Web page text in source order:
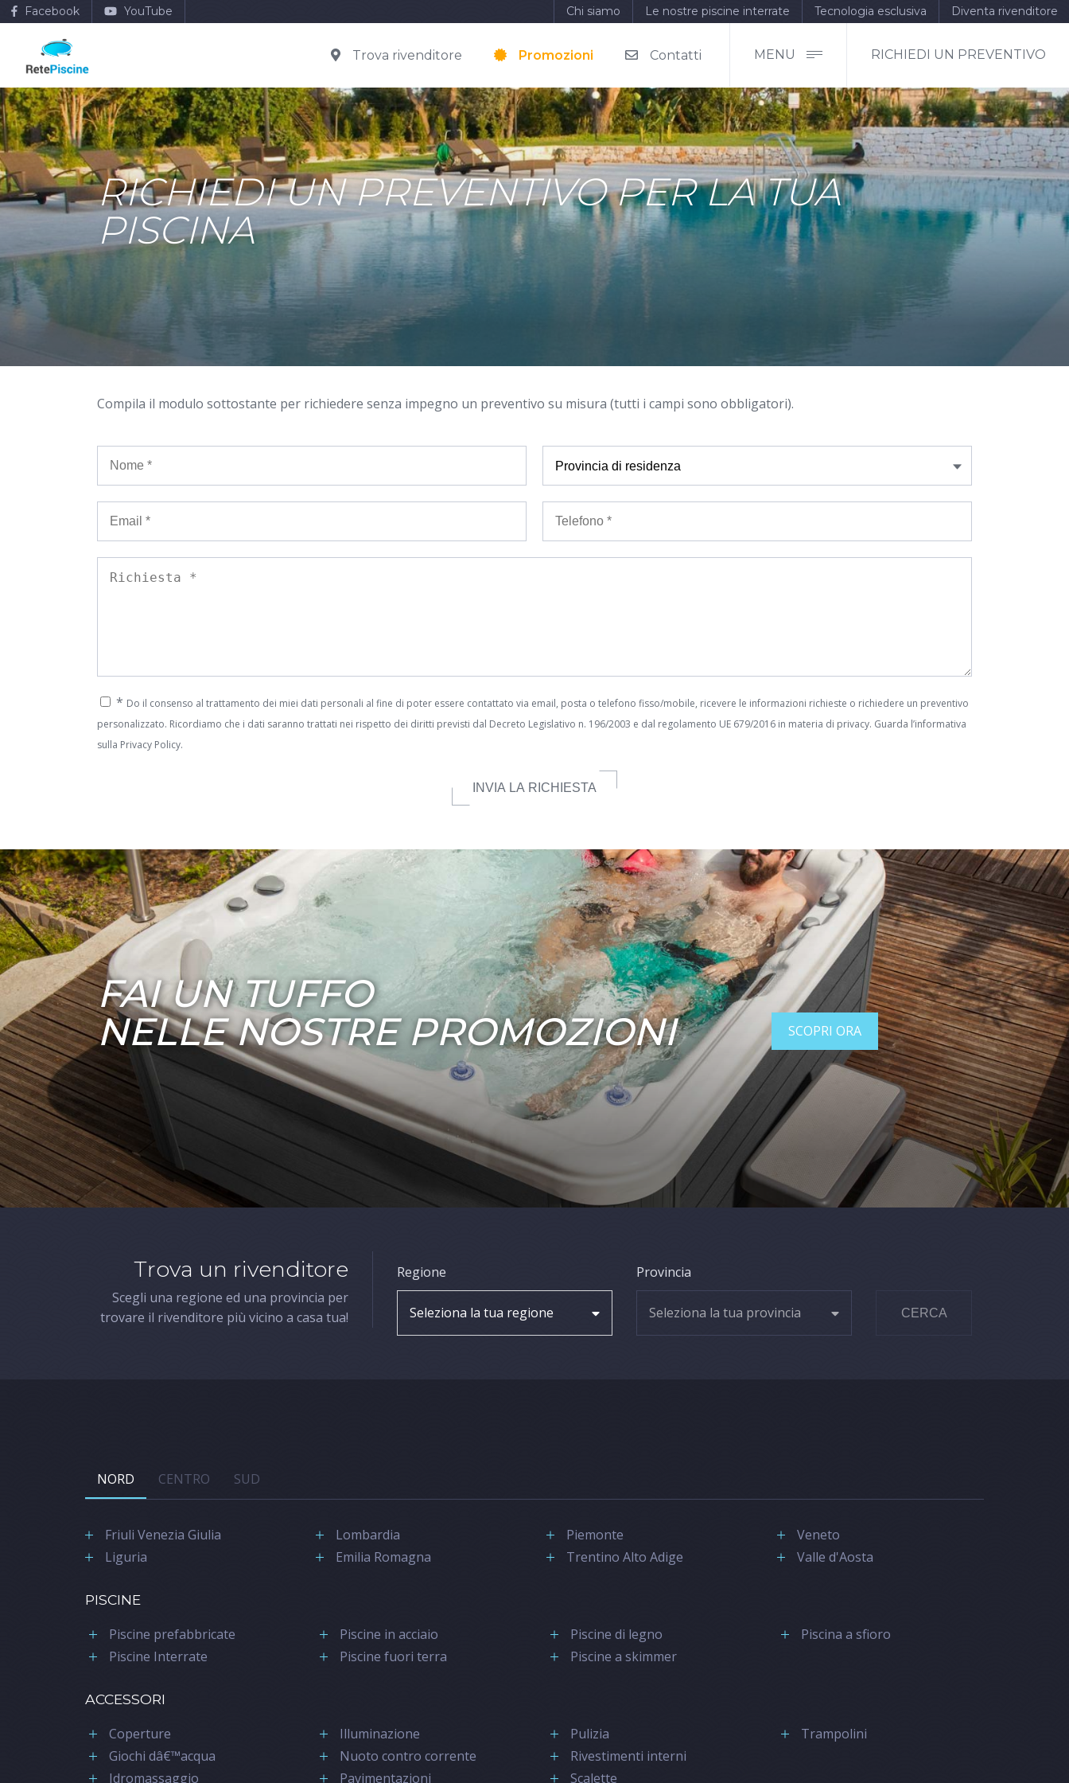
Facebook YouTube Chi siamo Le nostre piscine interrate Tecnologia esclusiva Diventa rivenditore
Trova rivenditore Promozioni Contatti MENU RICHIEDI UN PREVENTIVO
RICHIEDI UN PREVENTIVO PER LA TUA
PISCINA
Compila il modulo sottostante per richiedere senza impegno un preventivo su misura (tutti i campi sono obbligatori).
* Do il consenso al trattamento dei miei dati personali al fine di poter essere contattato via email, posta o telefono fisso/mobile, ricevere le informazioni richieste o richiedere un preventivo
personalizzato. Ricordiamo che i dati saranno trattati nei rispetto dei diritti previsti dal Decreto Legislativo n. 196/2003 e dal regolamento UE 679/2016 in materia di privacy. Guarda l’informativa
sulla Privacy Policy.
INVIA LA RICHIESTA
FAI UN TUFFO
NELLE NOSTRE PROMOZIONI
SCOPRI ORA
Trova un rivenditore
Scegli una regione ed una provincia per
trovare il rivenditore più vicino a casa tua!
Regione
Seleziona la tua regione
Provincia
Seleziona la tua provincia
NORD CENTRO SUD
Friuli Venezia Giulia
Liguria
Lombardia
Emilia Romagna
Piemonte
Trentino Alto Adige
Veneto
Valle d'Aosta
PISCINE
Piscine prefabbricate
Piscine Interrate
Piscine in acciaio
Piscine fuori terra
Piscine di legno
Piscine a skimmer
Piscina a sfioro
ACCESSORI
Coperture
Giochi dâ€™acqua
Idromassaggio
Illuminazione
Nuoto contro corrente
Pavimentazioni
Pulizia
Rivestimenti interni
Scalette
Trampolini